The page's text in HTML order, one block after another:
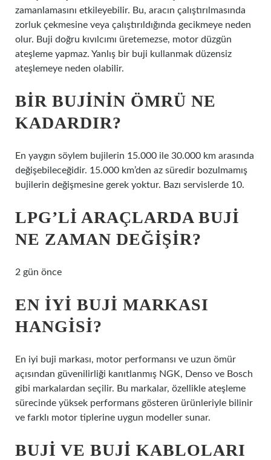
zamanlamasını etkileyebilir. Bu, aracın çalıştırılmasında
zorluk çekmesine veya çalıştırıldığında gecikmeye neden
olur. Buji doğru kıvılcımı üretemezse, motor düzgün
ateşleme yapmaz. Yanlış bir buji kullanmak düzensiz
ateşlemeye neden olabilir.
BIR BUJININ ÖMRÜ NE
KADARDIR?
En yaygın söylem bujilerin 15.000 ile 30.000 km arasında
değişebileceğidir. 15.000 km’den az süredir bozulmamış
bujilerin değişmesine gerek yoktur. Bazı servislerde 10.
LPG’LI ARAÇLARDA BUJI
NE ZAMAN DEĞIŞIR?
2 gün önce
EN IYI BUJI MARKASI
HANGISI?
En iyi buji markası, motor performansı ve uzun ömür
açısından güvenilirliği kanıtlanmış NGK, Denso ve Bosch
gibi markalardan seçilir. Bu markalar, özellikle ateşleme
sürecinde yüksek performans gösteren ürünleriyle bilinir
ve farklı motor tiplerine uygun modeller sunar.
BUJI VE BUJI KABLOLARI